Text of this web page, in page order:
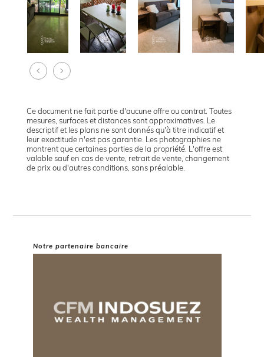
Ce document ne fait partie d'aucune offre ou contrat. Toutes
mesures, surfaces et distances sont approximatives. Le
descriptif et les plans ne sont donnés qu'à titre indicatif et
leur exactitude n'est pas garantie. Les photographies ne
montrent que certaines parties de la propriété. L'offre est
valable sauf en cas de vente, retrait de vente, changement
de prix ou d'autres conditions, sans préalable.
Notre partenaire bancaire